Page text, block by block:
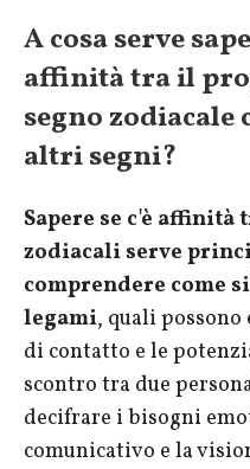
A cosa serve
affinità tra il
segno zodiacale
altri segni?
Sapere se c'è affinità
zodiacali serve
comprendere come
legami, quali
di contatto e le
scontro tra due
decifrare i bisogni
comunicativo e la